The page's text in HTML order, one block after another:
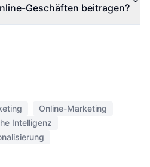
Geschäften beitragen?
Online-Marketing
Intelligenz